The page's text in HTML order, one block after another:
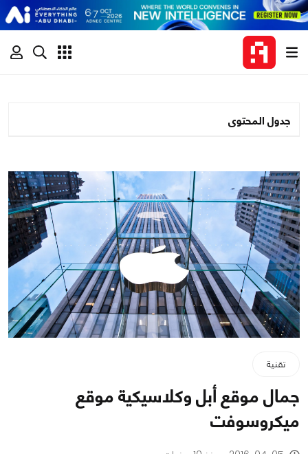
جدول المحتوى
تقنية
جمال موقع أبل وكلاسيكية موقع
ميكروسوفت